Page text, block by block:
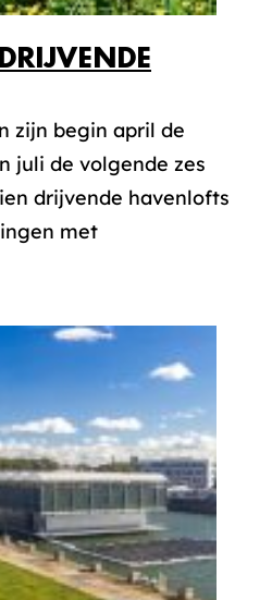
zijn begin april de
juli de volgende zes
drijvende havenlofts
met